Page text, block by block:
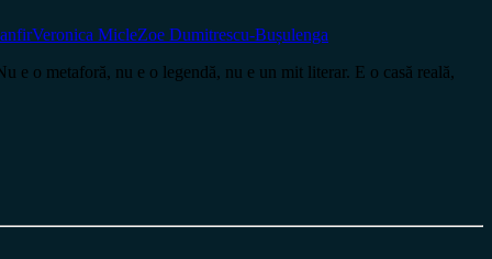
Veronica MicleZoe Dumitrescu-Bușulenga
o metaforă, nu e o legendă, nu e un mit literar. E o casă reală,